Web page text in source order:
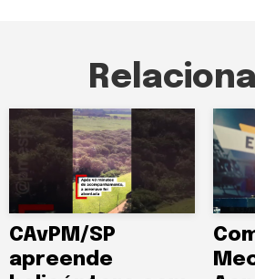
CAvPM/SP
apreende